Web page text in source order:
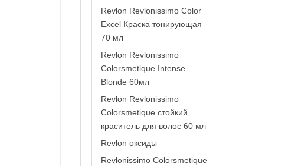
Revlon Revlonissimo Color
Excel Краска тонирующая
70 мл
Revlon Revlonissimo
Colorsmetique Intense
Blonde 60мл
Revlon Revlonissimo
Colorsmetique стойкий
краситель для волос 60 мл
Revlon оксиды
Revlonissimo Colorsmetique